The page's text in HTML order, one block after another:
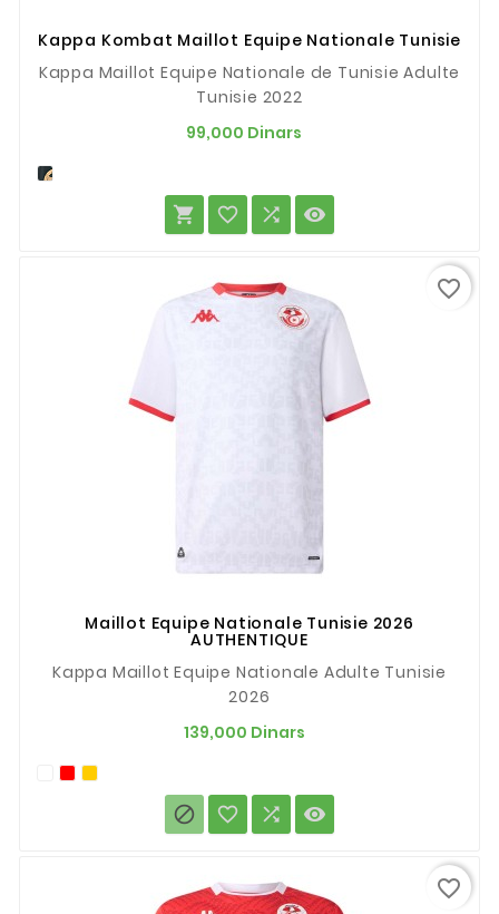
Kappa Kombat Maillot Equipe Nationale Tunisie
Kappa Maillot Equipe Nationale de Tunisie Adulte
Tunisie 2022
99,000 Dinars
   
Maillot Equipe Nationale Tunisie 2026
AUTHENTIQUE
Kappa Maillot Equipe Nationale Adulte Tunisie
2026
139,000 Dinars
   
favorite_border
favorite_border